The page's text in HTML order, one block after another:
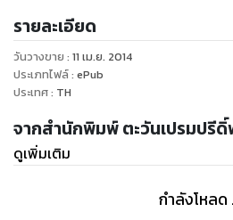
“เลว ไอ้ผู้ชายห่วยแตก” เธอตะโกนใส่ห
ต่อไป
“เออ ไอ้ผู้ชายห่วยนี่แหล่ะจะผูกชีวิตเธอ
จะได้กลับไปกรุงเทพฯนะ ตายอยู่ที่ไร่นี่แ
รายละเอียด
วันวางขาย : 11 เม.ย. 2014
ประเภทไฟล์: ePub
ประเทศ: TH
จากสำนักพิมพ์ ตะวันเปรมปรี
ดูเพิ่มเติม
กำลังโหลด